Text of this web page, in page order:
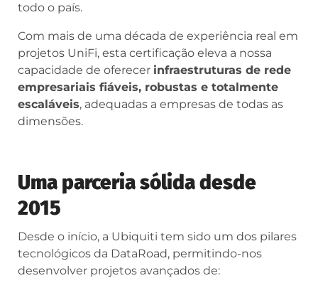
todo o país.
Com mais de uma década de experiência real em
projetos UniFi, esta certificação eleva a nossa
capacidade de oferecer infraestruturas de rede
empresariais fiáveis, robustas e totalmente
escaláveis, adequadas a empresas de todas as
dimensões.
Uma parceria sólida desde
2015
Desde o início, a Ubiquiti tem sido um dos pilares
tecnológicos da DataRoad, permitindo-nos
desenvolver projetos avançados de: